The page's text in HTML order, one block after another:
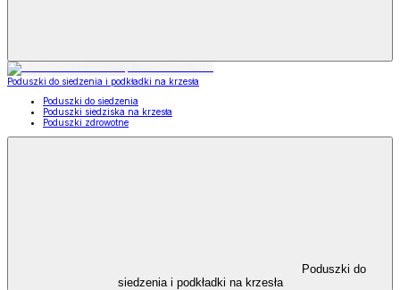
Poduszki do siedzenia i podkładki na krzesła
Poduszki do siedzenia
Poduszki siedziska na krzesła
Poduszki zdrowotne
Poduszki do
siedzenia i podkładki na krzesła